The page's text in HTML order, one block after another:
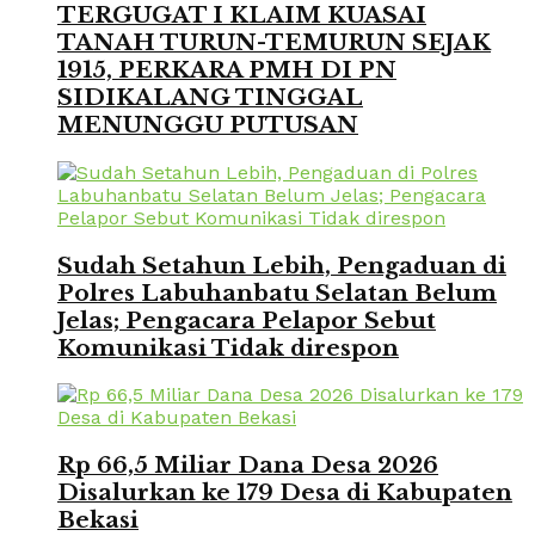
TERGUGAT I KLAIM KUASAI
TANAH TURUN-TEMURUN SEJAK
1915, PERKARA PMH DI PN
SIDIKALANG TINGGAL
MENUNGGU PUTUSAN
Sudah Setahun Lebih, Pengaduan di
Polres Labuhanbatu Selatan Belum
Jelas; Pengacara Pelapor Sebut
Komunikasi Tidak direspon
Rp 66,5 Miliar Dana Desa 2026
Disalurkan ke 179 Desa di Kabupaten
Bekasi